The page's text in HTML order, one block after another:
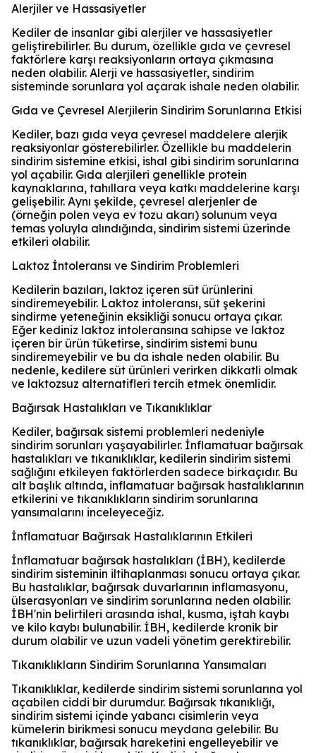
Alerjiler ve Hassasiyetler
Kediler de insanlar gibi alerjiler ve hassasiyetler
geliştirebilirler. Bu durum, özellikle gıda ve çevresel
faktörlere karşı reaksiyonların ortaya çıkmasına
neden olabilir. Alerji ve hassasiyetler, sindirim
sisteminde sorunlara yol açarak ishale neden olabilir.
Gıda ve Çevresel Alerjilerin Sindirim Sorunlarına Etkisi
Kediler, bazı gıda veya çevresel maddelere alerjik
reaksiyonlar gösterebilirler. Özellikle bu maddelerin
sindirim sistemine etkisi, ishal gibi sindirim sorunlarına
yol açabilir. Gıda alerjileri genellikle protein
kaynaklarına, tahıllara veya katkı maddelerine karşı
gelişebilir. Aynı şekilde, çevresel alerjenler de
(örneğin polen veya ev tozu akarı) solunum veya
temas yoluyla alındığında, sindirim sistemi üzerinde
etkileri olabilir.
Laktoz İntoleransı ve Sindirim Problemleri
Kedilerin bazıları, laktoz içeren süt ürünlerini
sindiremeyebilir. Laktoz intoleransı, süt şekerini
sindirme yeteneğinin eksikliği sonucu ortaya çıkar.
Eğer kediniz laktoz intoleransına sahipse ve laktoz
içeren bir ürün tüketirse, sindirim sistemi bunu
sindiremeyebilir ve bu da ishale neden olabilir. Bu
nedenle, kedilere süt ürünleri verirken dikkatli olmak
ve laktozsuz alternatifleri tercih etmek önemlidir.
Bağırsak Hastalıkları ve Tıkanıklıklar
Kediler, bağırsak sistemi problemleri nedeniyle
sindirim sorunları yaşayabilirler. İnflamatuar bağırsak
hastalıkları ve tıkanıklıklar, kedilerin sindirim sistemi
sağlığını etkileyen faktörlerden sadece birkaçıdır. Bu
alt başlık altında, inflamatuar bağırsak hastalıklarının
etkilerini ve tıkanıklıkların sindirim sorunlarına
yansımalarını inceleyeceğiz.
İnflamatuar Bağırsak Hastalıklarının Etkileri
İnflamatuar bağırsak hastalıkları (İBH), kedilerde
sindirim sisteminin iltihaplanması sonucu ortaya çıkar.
Bu hastalıklar, bağırsak duvarlarının inflamasyonu,
ülserasyonları ve sindirim sorunlarına neden olabilir.
İBH'nin belirtileri arasında ishal, kusma, iştah kaybı
ve kilo kaybı bulunabilir. İBH, kedilerde kronik bir
durum olabilir ve uzun vadeli yönetim gerektirebilir.
Tıkanıklıkların Sindirim Sorunlarına Yansımaları
Tıkanıklıklar, kedilerde sindirim sistemi sorunlarına yol
açabilen ciddi bir durumdur. Bağırsak tıkanıklığı,
sindirim sistemi içinde yabancı cisimlerin veya
kümelerin birikmesi sonucu meydana gelebilir. Bu
tıkanıklıklar, bağırsak hareketini engelleyebilir ve